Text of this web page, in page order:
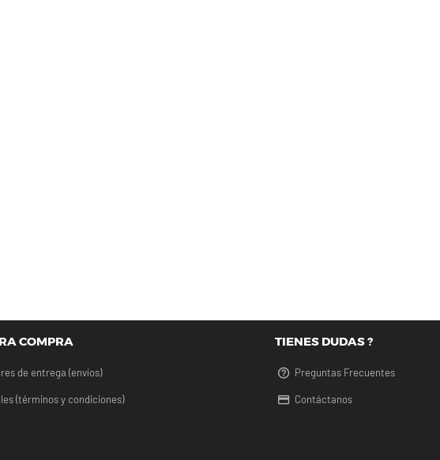
COMPRA
de entrega (envíos)
(términos y condiciones)
TIENES DUDAS ?
Preguntas Frecuentes
Contáctanos